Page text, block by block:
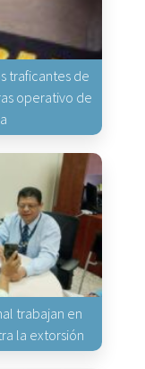
traficantes de
operativo de
trabajan en
la extorsión